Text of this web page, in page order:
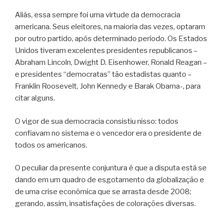
Aliás, essa sempre foi uma virtude da democracia
americana. Seus eleitores, na maioria das vezes, optaram
por outro partido, após determinado período. Os Estados
Unidos tiveram excelentes presidentes republicanos –
Abraham Lincoln, Dwight D. Eisenhower, Ronald Reagan –
e presidentes “democratas” tão estadistas quanto –
Franklin Roosevelt, John Kennedy e Barak Obama-, para
citar alguns.
O vigor de sua democracia consistiu nisso: todos
confiavam no sistema e o vencedor era o presidente de
todos os americanos.
O peculiar da presente conjuntura é que a disputa está se
dando em um quadro de esgotamento da globalização e
de uma crise econômica que se arrasta desde 2008;
gerando, assim, insatisfações de colorações diversas.